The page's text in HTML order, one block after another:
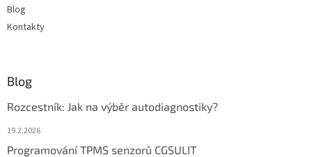
Blog
Kontakty
Blog
Rozcestník: Jak na výběr autodiagnostiky?
19.2.2026
Programování TPMS senzorů CGSULIT